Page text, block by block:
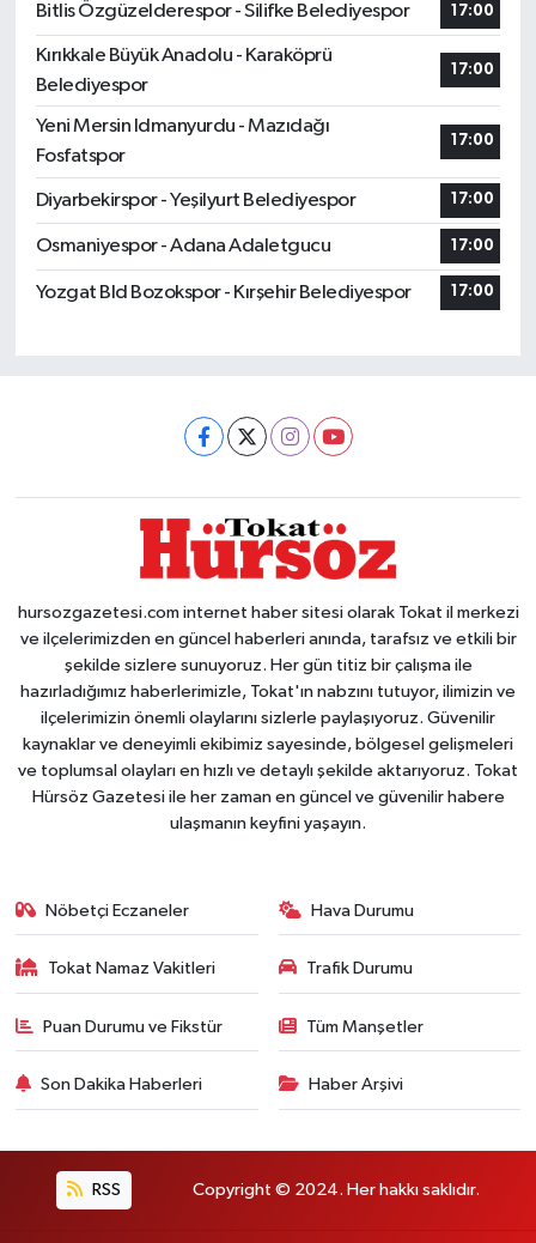
Bitlis Özgüzelderespor - Silifke Belediyespor 17:00
Kırıkkale Büyük Anadolu - Karaköprü
Belediyespor
17:00
Yeni Mersin Idmanyurdu - Mazıdağı
Fosfatspor
17:00
Diyarbekirspor - Yeşilyurt Belediyespor 17:00
Osmaniyespor - Adana Adaletgucu 17:00
Yozgat Bld Bozokspor - Kırşehir Belediyespor 17:00
hursozgazetesi.com internet haber sitesi olarak Tokat il merkezi
ve ilçelerimizden en güncel haberleri anında, tarafsız ve etkili bir
şekilde sizlere sunuyoruz. Her gün titiz bir çalışma ile
hazırladığımız haberlerimizle, Tokat'ın nabzını tutuyor, ilimizin ve
ilçelerimizin önemli olaylarını sizlerle paylaşıyoruz. Güvenilir
kaynaklar ve deneyimli ekibimiz sayesinde, bölgesel gelişmeleri
ve toplumsal olayları en hızlı ve detaylı şekilde aktarıyoruz. Tokat
Hürsöz Gazetesi ile her zaman en güncel ve güvenilir habere
ulaşmanın keyfini yaşayın.
Nöbetçi Eczaneler Hava Durumu
Tokat Namaz Vakitleri Trafik Durumu
Puan Durumu ve Fikstür Tüm Manşetler
Son Dakika Haberleri Haber Arşivi
RSS Copyright © 2024. Her hakkı saklıdır.